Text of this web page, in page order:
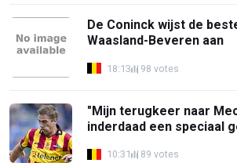
De Coninck wijst de
Waasland-Beveren aan
18:13 98 votes
"Mijn terugkeer naar
inderdaad een speciaal
10:31 89 votes